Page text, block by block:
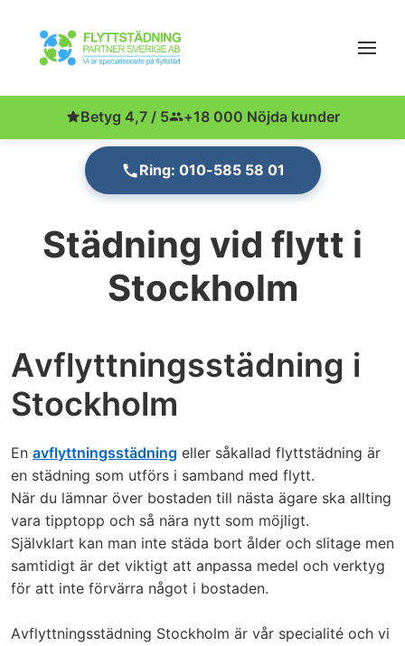
Betyg 4,7 / 5 +18 000 Nöjda kunder
Ring: 010-585 58 01
Städning vid flytt i
Stockholm
Avflyttningsstädning i
Stockholm
En avflyttningsstädning eller såkallad flyttstädning är
en städning som utförs i samband med flytt.
När du lämnar över bostaden till nästa ägare ska allting
vara tipptopp och så nära nytt som möjligt.
Självklart kan man inte städa bort ålder och slitage men
samtidigt är det viktigt att anpassa medel och verktyg
för att inte förvärra något i bostaden.
Avflyttningsstädning Stockholm är vår specialité och vi